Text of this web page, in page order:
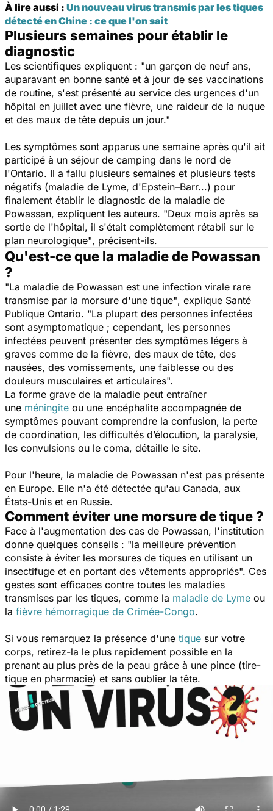
À lire aussi : Un nouveau virus transmis par les tiques
détecté en Chine : ce que l'on sait
Plusieurs semaines pour établir le
diagnostic
Les scientifiques expliquent : "un garçon de neuf ans,
auparavant en bonne santé et à jour de ses vaccinations
de routine, s'est présenté au service des urgences d'un
hôpital en juillet avec une fièvre, une raideur de la nuque
et des maux de tête depuis un jour."
Les symptômes sont apparus une semaine après qu'il ait
participé à un séjour de camping dans le nord de
l'Ontario. Il a fallu plusieurs semaines et plusieurs tests
négatifs (maladie de Lyme, d'Epstein–Barr...) pour
finalement établir le diagnostic de la maladie de
Powassan, expliquent les auteurs. "Deux mois après sa
sortie de l'hôpital, il s'était complètement rétabli sur le
plan neurologique", précisent-ils.
Qu'est-ce que la maladie de Powassan
?
"La maladie de Powassan est une infection virale rare
transmise par la morsure d'une tique", explique Santé
Publique Ontario. "La plupart des personnes infectées
sont asymptomatique ; cependant, les personnes
infectées peuvent présenter des symptômes légers à
graves comme de la fièvre, des maux de tête, des
nausées, des vomissements, une faiblesse ou des
douleurs musculaires et articulaires".
La forme grave de la maladie peut entraîner
une méningite ou une encéphalite accompagnée de
symptômes pouvant comprendre la confusion, la perte
de coordination, les difficultés d’élocution, la paralysie,
les convulsions ou le coma, détaille le site.
Pour l'heure, la maladie de Powassan n'est pas présente
en Europe. Elle n'a été détectée qu'au Canada, aux
États-Unis et en Russie.
Comment éviter une morsure de tique ?
Face à l'augmentation des cas de Powassan, l'institution
donne quelques conseils : "la meilleure prévention
consiste à éviter les morsures de tiques en utilisant un
insectifuge et en portant des vêtements appropriés". Ces
gestes sont efficaces contre toutes les maladies
transmises par les tiques, comme la maladie de Lyme ou
la fièvre hémorragique de Crimée-Congo.
Si vous remarquez la présence d'une tique sur votre
corps, retirez-la le plus rapidement possible en la
prenant au plus près de la peau grâce à une pince (tire-
tique en pharmacie) et sans oublier la tête.